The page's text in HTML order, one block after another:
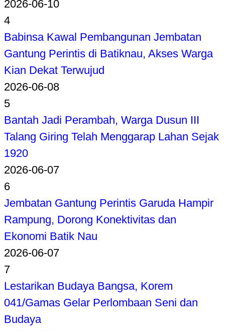
2026-06-10
4
Babinsa Kawal Pembangunan Jembatan
Gantung Perintis di Batiknau, Akses Warga
Kian Dekat Terwujud
2026-06-08
5
Bantah Jadi Perambah, Warga Dusun III
Talang Giring Telah Menggarap Lahan Sejak
1920
2026-06-07
6
Jembatan Gantung Perintis Garuda Hampir
Rampung, Dorong Konektivitas dan
Ekonomi Batik Nau
2026-06-07
7
Lestarikan Budaya Bangsa, Korem
041/Gamas Gelar Perlombaan Seni dan
Budaya